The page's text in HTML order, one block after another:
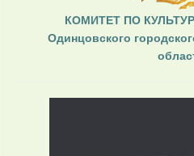
КОМИТЕТ ПО
Одинцовского